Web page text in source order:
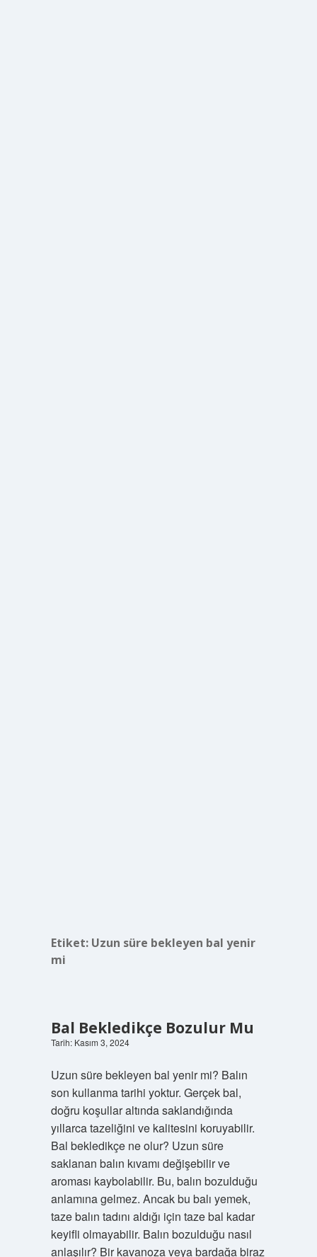
Etiket: Uzun süre bekleyen bal yenir
mi
Bal Bekledikçe Bozulur Mu
Tarih: Kasım 3, 2024
Uzun süre bekleyen bal yenir mi? Balın
son kullanma tarihi yoktur. Gerçek bal,
doğru koşullar altında saklandığında
yıllarca tazeliğini ve kalitesini koruyabilir.
Bal bekledikçe ne olur? Uzun süre
saklanan balın kıvamı değişebilir ve
aroması kaybolabilir. Bu, balın bozulduğu
anlamına gelmez. Ancak bu balı yemek,
taze balın tadını aldığı için taze bal kadar
keyifli olmayabilir. Balın bozulduğu nasıl
anlaşılır? Bir kavanoza veya bardağa biraz